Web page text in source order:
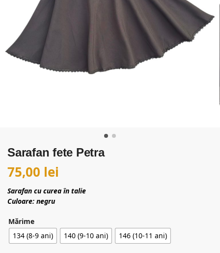
Sarafan fete Petra
75,00 lei
Sarafan cu curea în talie
Culoare: negru
Mărime
134 (8-9 ani)
140 (9-10 ani) 146 (10-11 ani)